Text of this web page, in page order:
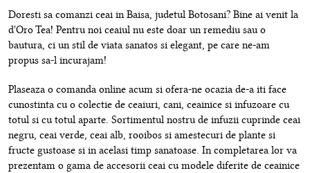
Doresti sa comanzi ceai in Baisa, judetul Botosani? Bine ai venit la
d'Oro Tea! Pentru noi ceaiul nu este doar un remediu sau o
bautura, ci un stil de viata sanatos si elegant, pe care ne-am
propus sa-l incurajam!
Plaseaza o comanda online acum si ofera-ne ocazia de-a iti face
cunostinta cu o colectie de ceaiuri, cani, ceainice si infuzoare cu
totul si cu totul aparte. Sortimentul nostru de infuzii cuprinde ceai
negru, ceai verde, ceai alb, rooibos si amestecuri de plante si
fructe gustoase si in acelasi timp sanatoase. In completarea lor va
prezentam o gama de accesorii ceai cu modele diferite de ceainice